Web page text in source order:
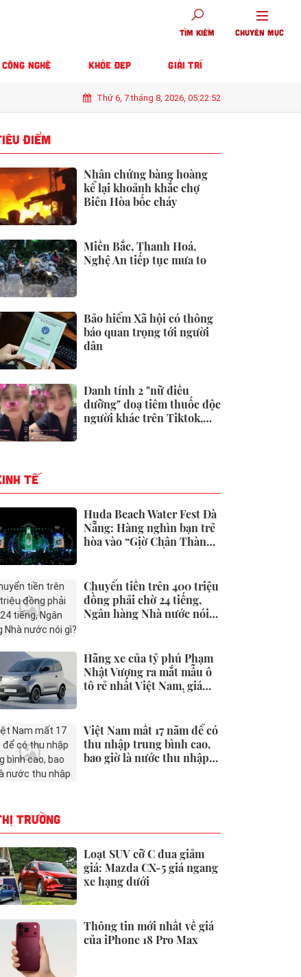
TÌM KIẾM CHUYÊN MỤC
CÔNG NGHỆ KHỎE ĐẸP GIẢI TRÍ
kể lại khoảnh khắc chợ Biên Hòa bốc cháy Chủ hàng hoa quả
Thứ 6, 7 tháng 8, 2026, 05:22:54
ĐIỂM
Nhân chứng bàng hoàng
kể lại khoảnh khắc chợ
Biên Hòa bốc cháy
Miền Bắc, Thanh Hoá,
Nghệ An tiếp tục mưa to
Bảo hiểm Xã hội có thông
báo quan trọng tới người
dân
Danh tính 2 "nữ điều
dưỡng" doạ tiêm thuốc độc
người khác trên Tiktok,
TẾ
Huda Beach Water Fest Đà
Nẵng: Hàng nghìn bạn trẻ
hòa vào “Giờ Chân Thành”
Chuyển tiền trên 400 triệu
đồng phải chờ 24 tiếng,
Ngân hàng Nhà nước nói
Hãng xe của tỷ phú Phạm
Nhật Vượng ra mắt mẫu ô
tô rẻ nhất Việt Nam, giá
Việt Nam mất 17 năm để có
thu nhập trung bình cao,
bao giờ là nước thu nhập
TRƯỜNG
Loạt SUV cỡ C đua giảm
giá: Mazda CX-5 giá ngang
xe hạng dưới
Thông tin mới nhất về giá
của iPhone 18 Pro Max